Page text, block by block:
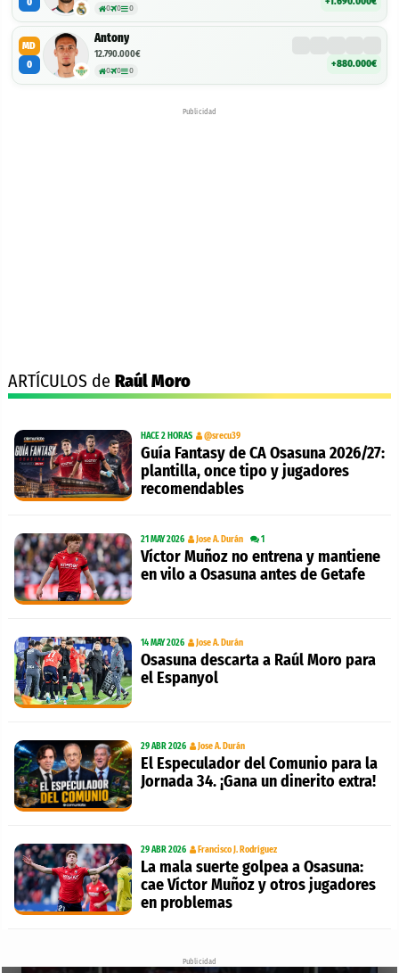
0 0 0
MD
0
Antony
12.790.000€
0 0 0
+880.000€
Publicidad
ARTÍCULOS de Raúl Moro
HACE 2 HORAS @srecu39
Guía Fantasy de CA Osasuna 2026/27:
plantilla, once tipo y jugadores
recomendables
21 MAY 2026 Jose A. Durán 1
Víctor Muñoz no entrena y mantiene
en vilo a Osasuna antes de Getafe
14 MAY 2026 Jose A. Durán
Osasuna descarta a Raúl Moro para
el Espanyol
29 ABR 2026 Jose A. Durán
El Especulador del Comunio para la
Jornada 34. ¡Gana un dinerito extra!
29 ABR 2026 Francisco J. Rodríguez
La mala suerte golpea a Osasuna:
cae Víctor Muñoz y otros jugadores
en problemas
Publicidad